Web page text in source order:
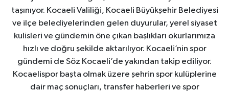
taşınıyor. Kocaeli Valiliği, Kocaeli Büyükşehir Belediyesi
ve ilçe belediyelerinden gelen duyurular, yerel siyaset
kulisleri ve gündemin öne çıkan başlıkları okurlarımıza
hızlı ve doğru şekilde aktarılıyor. Kocaeli’nin spor
gündemi de Söz Kocaeli’de yakından takip ediliyor.
Kocaelispor başta olmak üzere şehrin spor kulüplerine
dair maç sonuçları, transfer haberleri ve spor